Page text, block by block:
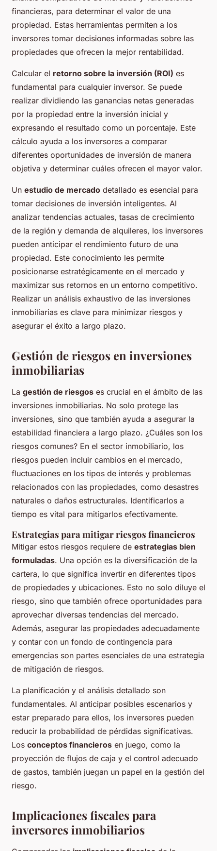
financieras, para determinar el valor de una
propiedad. Estas herramientas permiten a los
inversores tomar decisiones informadas sobre las
propiedades que ofrecen la mejor rentabilidad.
Calcular el retorno sobre la inversión (ROI) es
fundamental para cualquier inversor. Se puede
realizar dividiendo las ganancias netas generadas
por la propiedad entre la inversión inicial y
expresando el resultado como un porcentaje. Este
cálculo ayuda a los inversores a comparar
diferentes oportunidades de inversión de manera
objetiva y determinar cuáles ofrecen el mayor valor.
Un estudio de mercado detallado es esencial para
tomar decisiones de inversión inteligentes. Al
analizar tendencias actuales, tasas de crecimiento
de la región y demanda de alquileres, los inversores
pueden anticipar el rendimiento futuro de una
propiedad. Este conocimiento les permite
posicionarse estratégicamente en el mercado y
maximizar sus retornos en un entorno competitivo.
Realizar un análisis exhaustivo de las inversiones
inmobiliarias es clave para minimizar riesgos y
asegurar el éxito a largo plazo.
Gestión de riesgos en inversiones
inmobiliarias
La gestión de riesgos es crucial en el ámbito de las
inversiones inmobiliarias. No solo protege las
inversiones, sino que también ayuda a asegurar la
estabilidad financiera a largo plazo. ¿Cuáles son los
riesgos comunes? En el sector inmobiliario, los
riesgos pueden incluir cambios en el mercado,
fluctuaciones en los tipos de interés y problemas
relacionados con las propiedades, como desastres
naturales o daños estructurales. Identificarlos a
tiempo es vital para mitigarlos efectivamente.
Estrategias para mitigar riesgos financieros
Mitigar estos riesgos requiere de estrategias bien
formuladas. Una opción es la diversificación de la
cartera, lo que significa invertir en diferentes tipos
de propiedades y ubicaciones. Esto no solo diluye el
riesgo, sino que también ofrece oportunidades para
aprovechar diversas tendencias del mercado.
Además, asegurar las propiedades adecuadamente
y contar con un fondo de contingencia para
emergencias son partes esenciales de una estrategia
de mitigación de riesgos.
La planificación y el análisis detallado son
fundamentales. Al anticipar posibles escenarios y
estar preparado para ellos, los inversores pueden
reducir la probabilidad de pérdidas significativas.
Los conceptos financieros en juego, como la
proyección de flujos de caja y el control adecuado
de gastos, también juegan un papel en la gestión del
riesgo.
Implicaciones fiscales para
inversores inmobiliarios